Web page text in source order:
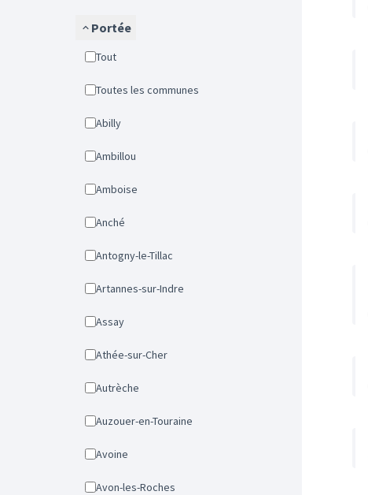
Portée
Tout
Toutes les communes
Abilly
Ambillou
Amboise
Anché
Antogny-le-Tillac
Artannes-sur-Indre
Assay
Athée-sur-Cher
Autrèche
Auzouer-en-Touraine
Avoine
Avon-les-Roches